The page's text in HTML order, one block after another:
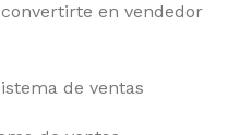
en vendedor
de ventas